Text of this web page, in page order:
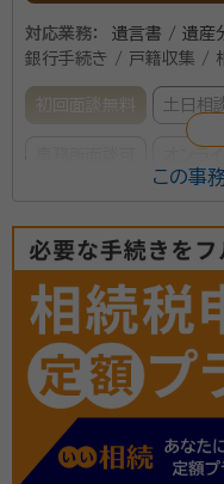
対応業務：
遺言書 / 遺産
銀行手続き / 戸籍収集 /
初回面談無料 土日相
淺野 透
行政書士、入管
火・防災管理者
経歴：
防衛
私は、防衛省陸上自
各地域で発生した災
も扱い、部隊間の連
年を迎えました。 翌年
この事